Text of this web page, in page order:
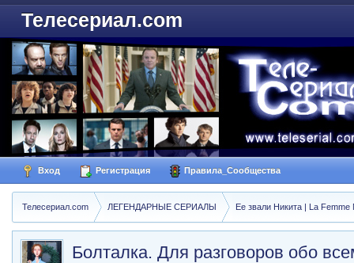
Телесериал.com
Вход Регистрация Правила_Сообщества
Телесериал.com ЛЕГЕНДАРНЫЕ СЕРИАЛЫ Ее звали Никита | La Femme
Болталка. Для разговоров обо